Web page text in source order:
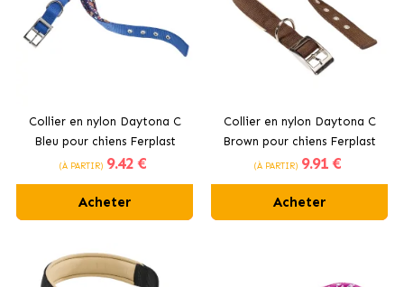
Collier en nylon Daytona C
Bleu pour chiens Ferplast
(À PARTIR) 9.42 €
Acheter
Collier en nylon Daytona C
Brown pour chiens Ferplast
(À PARTIR) 9.91 €
Acheter